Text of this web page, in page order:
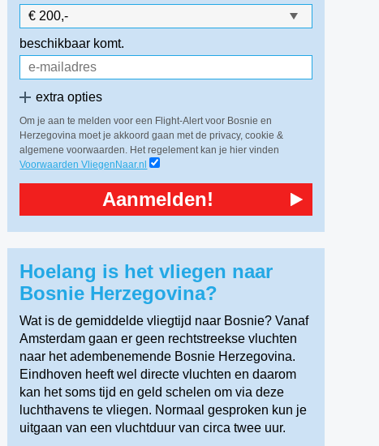
beschikbaar komt.
extra opties
Om je aan te melden voor een Flight-Alert voor Bosnie en
Herzegovina moet je akkoord gaan met de privacy, cookie &
algemene voorwaarden. Het regelement kan je hier vinden
Voorwaarden VliegenNaar.nl
Aanmelden!
Hoelang is het vliegen naar
Bosnie Herzegovina?
Wat is de gemiddelde vliegtijd naar Bosnie? Vanaf
Amsterdam gaan er geen rechtstreekse vluchten
naar het adembenemende Bosnie Herzegovina.
Eindhoven heeft wel directe vluchten en daarom
kan het soms tijd en geld schelen om via deze
luchthavens te vliegen. Normaal gesproken kun je
uitgaan van een vluchtduur van circa twee uur.